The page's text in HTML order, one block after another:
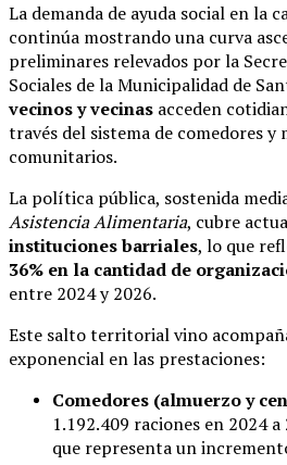
La demanda de ayuda social en la
continúa mostrando una curva
preliminares relevados por la
Sociales de la Municipalidad de
vecinos y vecinas acceden
través del sistema de comedores y
comunitarios.
La política pública, sostenida
Asistencia Alimentaria, cubre
instituciones barriales, lo que
36% en la cantidad de
entre 2024 y 2026.
Este salto territorial vino
exponencial en las prestaciones:
Comedores (almuerzo y
1.192.409 raciones en 2024 a
que representa un